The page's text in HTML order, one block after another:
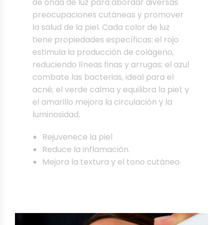
preocupaciones cutáneas y promover
la salud de la piel. Cada color de luz
tiene propiedades específicas: el rojo
estimula la producción de colágeno,
reduciendo líneas finas y arrugas; el azul
combate las bacterias, ideal para el
acné; el verde calma y equilibra la piel; y
el amarillo mejora la circulación y la
luminosidad.
Rejuvenece la piel
Reduce la inflamación.
Mejora la textura y el tono cutáneo.